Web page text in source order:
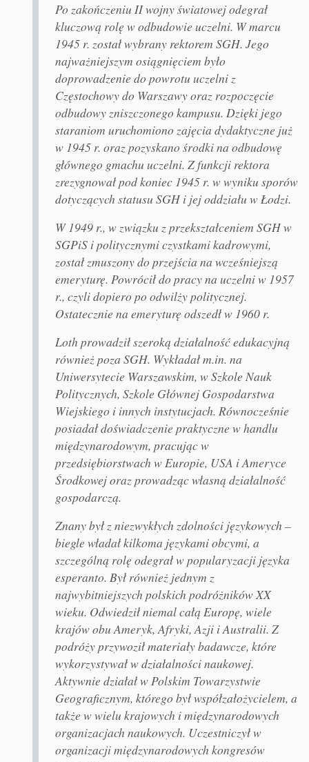
Po zakończeniu II wojny światowej odegrał
kluczową rolę w odbudowie uczelni. W marcu
1945 r. został wybrany rektorem SGH. Jego
najważniejszym osiągnięciem było
doprowadzenie do powrotu uczelni z
Częstochowy do Warszawy oraz rozpoczęcie
odbudowy zniszczonego kampusu. Dzięki jego
staraniom uruchomiono zajęcia dydaktyczne już
w 1945 r. oraz pozyskano środki na odbudowę
głównego gmachu uczelni. Z funkcji rektora
zrezygnował pod koniec 1945 r. w wyniku sporów
dotyczących statusu SGH i jej oddziału w Łodzi.
W 1949 r., w związku z przekształceniem SGH w
SGPiS i politycznymi czystkami kadrowymi,
został zmuszony do przejścia na wcześniejszą
emeryturę. Powrócił do pracy na uczelni w 1957
r., czyli dopiero po odwilży politycznej.
Ostatecznie na emeryturę odszedł w 1960 r.
Loth prowadził szeroką działalność edukacyjną
również poza SGH. Wykładał m.in. na
Uniwersytecie Warszawskim, w Szkole Nauk
Politycznych, Szkole Głównej Gospodarstwa
Wiejskiego i innych instytucjach. Równocześnie
posiadał doświadczenie praktyczne w handlu
międzynarodowym, pracując w
przedsiębiorstwach w Europie, USA i Ameryce
Środkowej oraz prowadząc własną działalność
gospodarczą.
Znany był z niezwykłych zdolności językowych –
biegle władał kilkoma językami obcymi, a
szczególną rolę odegrał w popularyzacji języka
esperanto. Był również jednym z
najwybitniejszych polskich podróżników XX
wieku. Odwiedził niemal całą Europę, wiele
krajów obu Ameryk, Afryki, Azji i Australii. Z
podróży przywoził materiały badawcze, które
wykorzystywał w działalności naukowej.
Aktywnie działał w Polskim Towarzystwie
Geograficznym, którego był współzałożycielem, a
także w wielu krajowych i międzynarodowych
organizacjach naukowych. Uczestniczył w
organizacji międzynarodowych kongresów